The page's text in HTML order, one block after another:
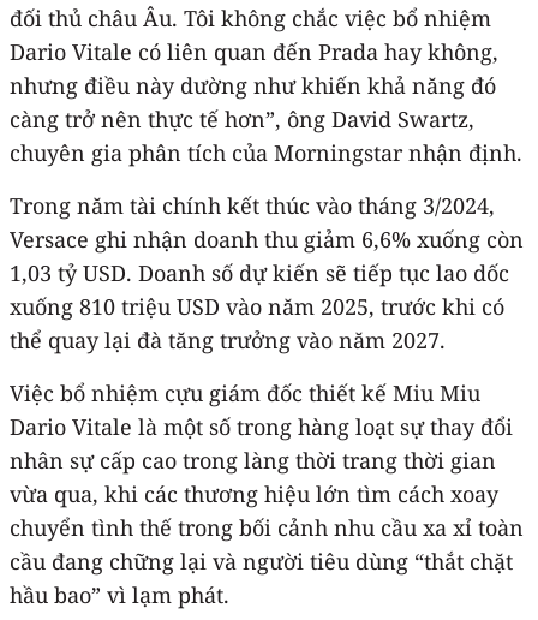
đối thủ châu Âu. Tôi không chắc việc bổ nhiệm
Dario Vitale có liên quan đến Prada hay không,
nhưng điều này dường như khiến khả năng đó
càng trở nên thực tế hơn”, ông David Swartz,
chuyên gia phân tích của Morningstar nhận định.
Trong năm tài chính kết thúc vào tháng 3/2024,
Versace ghi nhận doanh thu giảm 6,6% xuống còn
1,03 tỷ USD. Doanh số dự kiến sẽ tiếp tục lao dốc
xuống 810 triệu USD vào năm 2025, trước khi có
thể quay lại đà tăng trưởng vào năm 2027.
Việc bổ nhiệm cựu giám đốc thiết kế Miu Miu
Dario Vitale là một số trong hàng loạt sự thay đổi
nhân sự cấp cao trong làng thời trang thời gian
vừa qua, khi các thương hiệu lớn tìm cách xoay
chuyển tình thế trong bối cảnh nhu cầu xa xỉ toàn
cầu đang chững lại và người tiêu dùng “thắt chặt
hầu bao” vì lạm phát.